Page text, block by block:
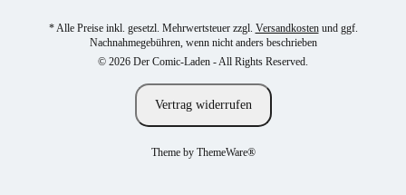
* Alle Preise inkl. gesetzl. Mehrwertsteuer zzgl. Versandkostenund ggf.
Nachnahmegebühren, wenn nicht anders beschrieben
© 2026 Der Comic-Laden - All Rights Reserved.
Vertrag widerrufen
Theme by ThemeWare®